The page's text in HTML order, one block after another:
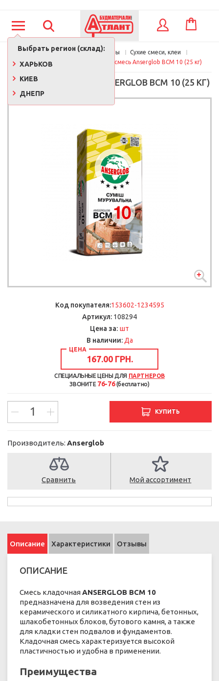
Выбрать регион (склад):
ХАРЬКОВ
КИЕВ
ДНЕПР
КОРЗИНА
Главная Стройматериалы
Сухие смеси, клеи
Смеси для кладки
Кладочная смесь Anserglob BCM 10 (25 кг)
КЛАДОЧНАЯ СМЕСЬ ANSERGLOB BCM 10 (25 КГ)
Код покупателя:153602-1234595
Артикул: 108294
Цена за: шт
В наличии: Да
ЦЕНА
167.00 ГРН.
СПЕЦИАЛЬНЫЕ ЦЕНЫ ДЛЯ ПАРТНЕРОВ
ЗВОНИТЕ 76-76(бесплатно)
КУПИТЬ
Производитель: Anserglob
Сравнить Мой ассортимент
Описание Характеристики Отзывы
ОПИСАНИЕ
Смесь кладочнаяANSERGLOB ВСМ 10
предназначена для возведения стен из
керамического и силикатного кирпича, бетонных,
шлакобетонных блоков, бутового камня, а также
для кладки стен подвалов и фундаментов.
Кладочная смесь характеризуется высокой
пластичностью и удобна в применении.
Преимущества